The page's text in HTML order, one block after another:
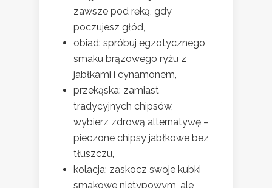
zawsze pod ręką, gdy
poczujesz głód,
obiad: spróbuj egzotycznego
smaku brązowego ryżu z
jabłkami i cynamonem,
przekąska: zamiast
tradycyjnych chipsów,
wybierz zdrową alternatywę –
pieczone chipsy jabłkowe bez
tłuszczu,
kolacja: zaskocz swoje kubki
smakowe nietypowym, ale